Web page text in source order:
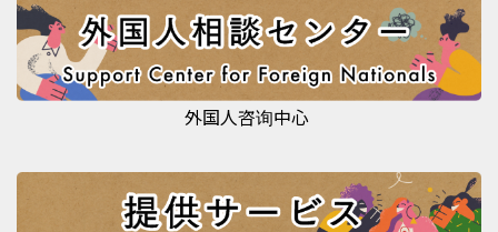
外国人咨询中心